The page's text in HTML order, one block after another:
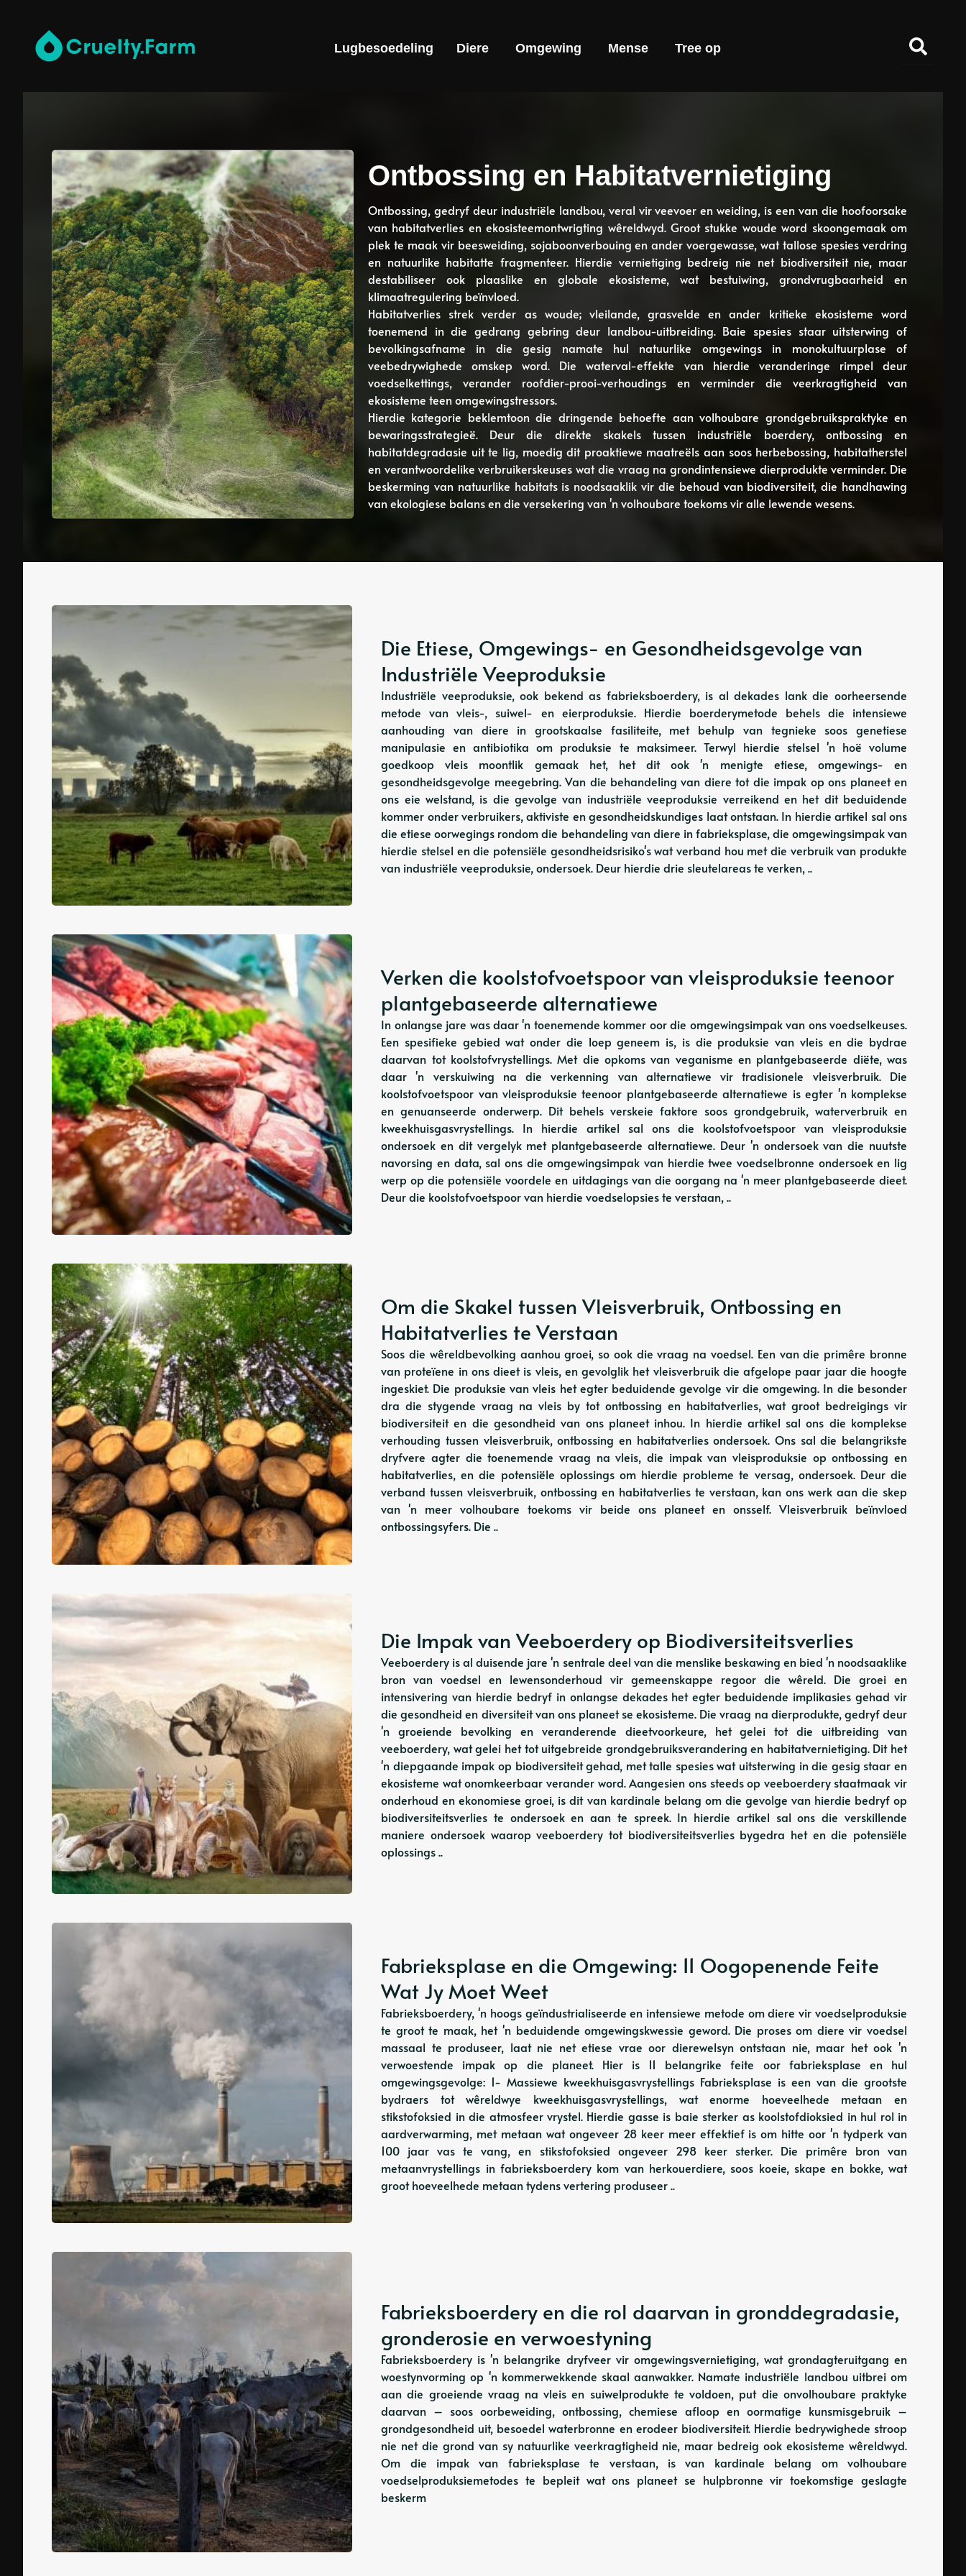
Lugbesoedeling Diere Omgewing Mense Tree op
Ontbossing en Habitatvernietiging
Ontbossing, gedryf deur industriële landbou, veral vir veevoer en weiding, is een van die hoofoorsake
van habitatverlies en ekosisteemontwrigting wêreldwyd. Groot stukke woude word skoongemaak om
plek te maak vir beesweiding, sojaboonverbouing en ander voergewasse, wat tallose spesies verdring
en natuurlike habitatte fragmenteer. Hierdie vernietiging bedreig nie net biodiversiteit nie, maar
destabiliseer ook plaaslike en globale ekosisteme, wat bestuiwing, grondvrugbaarheid en
klimaatregulering beïnvloed.
Habitatverlies strek verder as woude; vleilande, grasvelde en ander kritieke ekosisteme word
toenemend in die gedrang gebring deur landbou-uitbreiding. Baie spesies staar uitsterwing of
bevolkingsafname in die gesig namate hul natuurlike omgewings in monokultuurplase of
veebedrywighede omskep word. Die waterval-effekte van hierdie veranderinge rimpel deur
voedselkettings, verander roofdier-prooi-verhoudings en verminder die veerkragtigheid van
ekosisteme teen omgewingstressors.
Hierdie kategorie beklemtoon die dringende behoefte aan volhoubare grondgebruikspraktyke en
bewaringsstrategieë. Deur die direkte skakels tussen industriële boerdery, ontbossing en
habitatdegradasie uit te lig, moedig dit proaktiewe maatreëls aan soos herbebossing, habitatherstel
en verantwoordelike verbruikerskeuses wat die vraag na grondintensiewe dierprodukte verminder. Die
beskerming van natuurlike habitats is noodsaaklik vir die behoud van biodiversiteit, die handhawing
van ekologiese balans en die versekering van 'n volhoubare toekoms vir alle lewende wesens.
Die Etiese, Omgewings- en Gesondheidsgevolge van
Industriële Veeproduksie
Industriële veeproduksie, ook bekend as fabrieksboerdery, is al dekades lank die oorheersende
metode van vleis-, suiwel- en eierproduksie. Hierdie boerderymetode behels die intensiewe
aanhouding van diere in grootskaalse fasiliteite, met behulp van tegnieke soos genetiese
manipulasie en antibiotika om produksie te maksimeer. Terwyl hierdie stelsel 'n hoë volume
goedkoop vleis moontlik gemaak het, het dit ook 'n menigte etiese, omgewings- en
gesondheidsgevolge meegebring. Van die behandeling van diere tot die impak op ons planeet en
ons eie welstand, is die gevolge van industriële veeproduksie verreikend en het dit beduidende
kommer onder verbruikers, aktiviste en gesondheidskundiges laat ontstaan. In hierdie artikel sal ons
die etiese oorwegings rondom die behandeling van diere in fabrieksplase, die omgewingsimpak van
hierdie stelsel en die potensiële gesondheidsrisiko's wat verband hou met die verbruik van produkte
van industriële veeproduksie, ondersoek. Deur hierdie drie sleutelareas te verken, ..
Verken die koolstofvoetspoor van vleisproduksie teenoor
plantgebaseerde alternatiewe
In onlangse jare was daar 'n toenemende kommer oor die omgewingsimpak van ons voedselkeuses.
Een spesifieke gebied wat onder die loep geneem is, is die produksie van vleis en die bydrae
daarvan tot koolstofvrystellings. Met die opkoms van veganisme en plantgebaseerde diëte, was
daar 'n verskuiwing na die verkenning van alternatiewe vir tradisionele vleisverbruik. Die
koolstofvoetspoor van vleisproduksie teenoor plantgebaseerde alternatiewe is egter 'n komplekse
en genuanseerde onderwerp. Dit behels verskeie faktore soos grondgebruik, waterverbruik en
kweekhuisgasvrystellings. In hierdie artikel sal ons die koolstofvoetspoor van vleisproduksie
ondersoek en dit vergelyk met plantgebaseerde alternatiewe. Deur 'n ondersoek van die nuutste
navorsing en data, sal ons die omgewingsimpak van hierdie twee voedselbronne ondersoek en lig
werp op die potensiële voordele en uitdagings van die oorgang na 'n meer plantgebaseerde dieet.
Deur die koolstofvoetspoor van hierdie voedselopsies te verstaan, ..
Om die Skakel tussen Vleisverbruik, Ontbossing en
Habitatverlies te Verstaan
Soos die wêreldbevolking aanhou groei, so ook die vraag na voedsel. Een van die primêre bronne
van proteïene in ons dieet is vleis, en gevolglik het vleisverbruik die afgelope paar jaar die hoogte
ingeskiet. Die produksie van vleis het egter beduidende gevolge vir die omgewing. In die besonder
dra die stygende vraag na vleis by tot ontbossing en habitatverlies, wat groot bedreigings vir
biodiversiteit en die gesondheid van ons planeet inhou. In hierdie artikel sal ons die komplekse
verhouding tussen vleisverbruik, ontbossing en habitatverlies ondersoek. Ons sal die belangrikste
dryfvere agter die toenemende vraag na vleis, die impak van vleisproduksie op ontbossing en
habitatverlies, en die potensiële oplossings om hierdie probleme te versag, ondersoek. Deur die
verband tussen vleisverbruik, ontbossing en habitatverlies te verstaan, kan ons werk aan die skep
van 'n meer volhoubare toekoms vir beide ons planeet en onsself. Vleisverbruik beïnvloed
ontbossingsyfers. Die ..
Die Impak van Veeboerdery op Biodiversiteitsverlies
Veeboerdery is al duisende jare 'n sentrale deel van die menslike beskawing en bied 'n noodsaaklike
bron van voedsel en lewensonderhoud vir gemeenskappe regoor die wêreld. Die groei en
intensivering van hierdie bedryf in onlangse dekades het egter beduidende implikasies gehad vir
die gesondheid en diversiteit van ons planeet se ekosisteme. Die vraag na dierprodukte, gedryf deur
'n groeiende bevolking en veranderende dieetvoorkeure, het gelei tot die uitbreiding van
veeboerdery, wat gelei het tot uitgebreide grondgebruiksverandering en habitatvernietiging. Dit het
'n diepgaande impak op biodiversiteit gehad, met talle spesies wat uitsterwing in die gesig staar en
ekosisteme wat onomkeerbaar verander word. Aangesien ons steeds op veeboerdery staatmaak vir
onderhoud en ekonomiese groei, is dit van kardinale belang om die gevolge van hierdie bedryf op
biodiversiteitsverlies te ondersoek en aan te spreek. In hierdie artikel sal ons die verskillende
maniere ondersoek waarop veeboerdery tot biodiversiteitsverlies bygedra het en die potensiële
oplossings ..
Fabrieksplase en die Omgewing: 11 Oogopenende Feite
Wat Jy Moet Weet
Fabrieksboerdery, 'n hoogs geïndustrialiseerde en intensiewe metode om diere vir voedselproduksie
te groot te maak, het 'n beduidende omgewingskwessie geword. Die proses om diere vir voedsel
massaal te produseer, laat nie net etiese vrae oor dierewelsyn ontstaan ​​nie, maar het ook 'n
verwoestende impak op die planeet. Hier is 11 belangrike feite oor fabrieksplase en hul
omgewingsgevolge: 1- Massiewe kweekhuisgasvrystellings Fabrieksplase is een van die grootste
bydraers tot wêreldwye kweekhuisgasvrystellings, wat enorme hoeveelhede metaan en
stikstofoksied in die atmosfeer vrystel. Hierdie gasse is baie sterker as koolstofdioksied in hul rol in
aardverwarming, met metaan wat ongeveer 28 keer meer effektief is om hitte oor 'n tydperk van
100 jaar vas te vang, en stikstofoksied ongeveer 298 keer sterker. Die primêre bron van
metaanvrystellings in fabrieksboerdery kom van herkouerdiere, soos koeie, skape en bokke, wat
groot hoeveelhede metaan tydens vertering produseer ..
Fabrieksboerdery en die rol daarvan in gronddegradasie,
gronderosie en verwoestyning
Fabrieksboerdery is 'n belangrike dryfveer vir omgewingsvernietiging, wat grondagteruitgang en
woestynvorming op 'n kommerwekkende skaal aanwakker. Namate industriële landbou uitbrei om
aan die groeiende vraag na vleis en suiwelprodukte te voldoen, put die onvolhoubare praktyke
daarvan – soos oorbeweiding, ontbossing, chemiese afloop en oormatige kunsmisgebruik –
grondgesondheid uit, besoedel waterbronne en erodeer biodiversiteit. Hierdie bedrywighede stroop
nie net die grond van sy natuurlike veerkragtigheid nie, maar bedreig ook ekosisteme wêreldwyd.
Om die impak van fabrieksplase te verstaan, is van kardinale belang om volhoubare
voedselproduksiemetodes te bepleit wat ons planeet se hulpbronne vir toekomstige geslagte
beskerm